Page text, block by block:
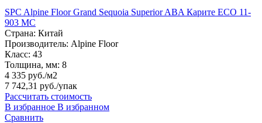
SPC Alpine Floor Grand Sequoia Superior ABA Карите ECO 11-
903 MC
Страна: Китай
Производитель: Alpine Floor
Класс: 43
Толщина, мм: 8
4 335 руб./м2
7 742,31 руб./упак
Рассчитать стоимость
В избранное В избранном
Сравнить